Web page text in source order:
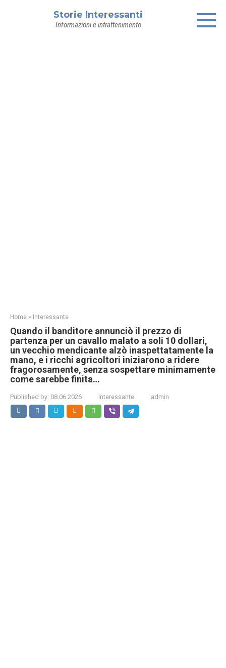
Storie Interessanti
Informazioni e intrattenimento
Home » Interessante
Quando il banditore annunciò il prezzo di
partenza per un cavallo malato a soli 10 dollari,
un vecchio mendicante alzò inaspettatamente la
mano, e i ricchi agricoltori iniziarono a ridere
fragorosamente, senza sospettare minimamente
come sarebbe finita…
Published by: 08.06.2026 Interessante admin